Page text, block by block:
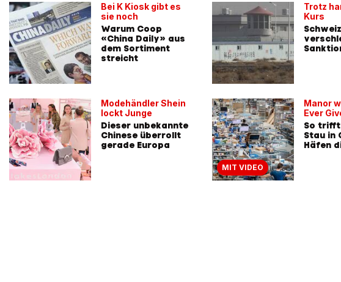
Bei K Kiosk gibt es
sie noch
Warum Coop
«China Daily» aus
dem Sortiment
streicht
Modehändler Shein
lockt Junge
Dieser unbekannte
Chinese überrollt
gerade Europa
Trotz
Kurs
Schweiz
MIT VIDEO
Manor
Ever
So trifft
Stau in
Häfen